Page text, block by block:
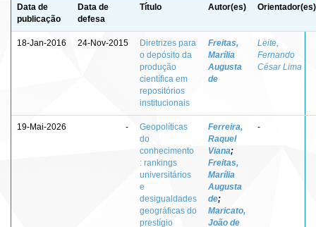
Data de
publicação
Data de
defesa
Título Autor(es) Orientador(es)
18-Jan-2016 24-Nov-2015
Diretrizes para
o depósito da
produção
científica em
repositórios
institucionais
Freitas,
Marília
Augusta
de
Leite,
Fernando
César Lima
19-Mai-2026 -
Geopolíticas
do
conhecimento
: rankings
universitários
e
desigualdades
geográficas do
prestígio
Ferreira,
Raquel
Viana;
Freitas,
Marília
Augusta
de;
Maricato,
João de
-